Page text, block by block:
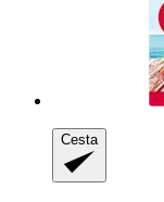
Cesta